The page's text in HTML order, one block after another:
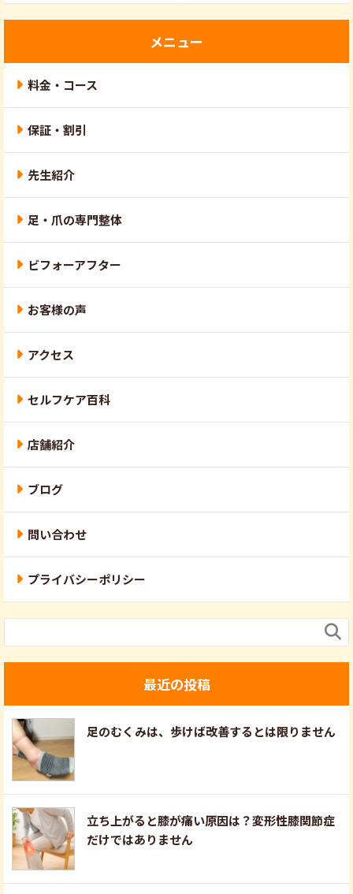
メニュー
料金・コース
保証・割引
先生紹介
足・爪の専門整体
ビフォーアフター
お客様の声
アクセス
セルフケア百科
店舗紹介
ブログ
問い合わせ
プライバシーポリシー

最近の投稿
足のむくみは、歩けば改善するとは限りません
立ち上がると膝が痛い原因は？変形性膝関節症
だけではありません